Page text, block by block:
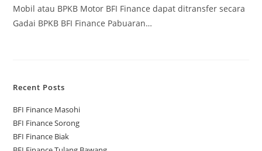
Mobil atau BPKB Motor BFI Finance dapat ditransfer secara
Gadai BPKB BFI Finance Pabuaran…
Recent Posts
BFI Finance Masohi
BFI Finance Sorong
BFI Finance Biak